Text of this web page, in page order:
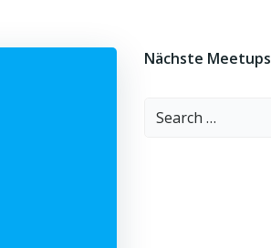
Nächste Meetups
Search